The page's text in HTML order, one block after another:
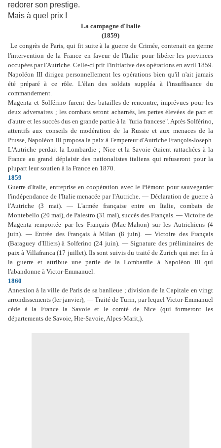
redorer son prestige.
Mais à quel prix !
La campagne d'Italie
(1859)
Le congrès de Paris, qui fit suite à la guerre de Crimée, contenait en germe
l'intervention de la France en faveur de l'Italie pour libérer les provinces
occupées par l'Autriche. Celle-ci prit l'initiative des opérations en avril 1859.
Napoléon III dirigea personnellement les opérations bien qu'il n'ait jamais
été préparé à ce rôle. L'élan des soldats suppléa à l'insuffisance du
commandement.
Magenta et Solférino furent des batailles de rencontre, imprévues pour les
deux adversaires ; les combats seront acharnés, les pertes élevées de part et
d'autre et les succès dus en grande partie à la "furia francese". Après Solférino,
attentifs aux conseils de modération de la Russie et aux menaces de la
Prusse, Napoléon III proposa la paix à l'empereur d'Autriche François-Joseph.
L'Autriche perdait la Lombardie ; Nice et la Savoie étaient rattachées à la
France au grand déplaisir des nationalistes italiens qui refuseront pour la
plupart leur soutien à la France en 1870.
1859
Guerre d'Italie, entreprise en coopération avec le Piémont pour sauvegarder
l'indépendance de l'Italie menacée par l'Autriche. — Déclaration de guerre à
l'Autriche (3 mai). — L'armée française entre en Italie, combats de
Montebello (20 mai), de Palestro (31 mai), succès des Français. — Victoire de
Magenta remportée par les Français (Mac-Mahon) sur les Autrichiens (4
juin). — Entrée des Français à Milan (8 juin). — Victoire des Français
(Baraguey d'Illiers) à Solferino (24 juin). — Signature des préliminaires de
paix à Villafranca (17 juillet). Ils sont suivis du traité de Zurich qui met fin à
la guerre et attribue une partie de la Lombardie à Napoléon III qui
l'abandonne à Victor-Emmanuel.
1860
Annexion à la ville de Paris de sa banlieue ; division de la Capitale en vingt
arrondissements (ler janvier), — Traité de Turin, par lequel Victor-Emmanuel
cède à la France la Savoie et le comté de Nice (qui formeront les
départements de Savoie, Hte-Savoie, Alpes-Marit,).